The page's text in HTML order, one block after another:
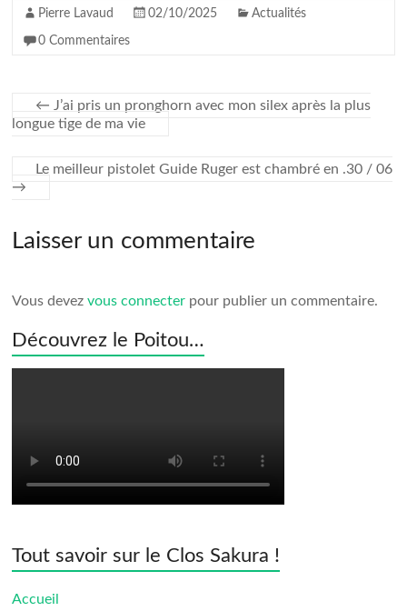
Pierre Lavaud 02/10/2025 Actualités
0 Commentaires
← J’ai pris un pronghorn avec mon silex après la plus
longue tige de ma vie
Le meilleur pistolet Guide Ruger est chambré en .30 / 06
→
Laisser un commentaire
Vous devezvous connecter pour publier un commentaire.
Découvrez le Poitou…
Tout savoir sur le Clos Sakura !
Accueil